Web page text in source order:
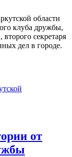
области
клуба дружбы,
секретаря
дел в городе.
от